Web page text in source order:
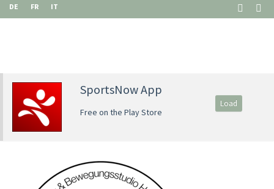
DE FR IT
SportsNow App
Free on the Play Store
Load